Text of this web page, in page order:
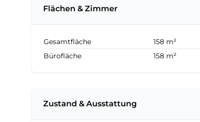
Flächen & Zimmer
Gesamtfläche
158 m²
Bürofläche
158 m²
Zustand & Ausstattung